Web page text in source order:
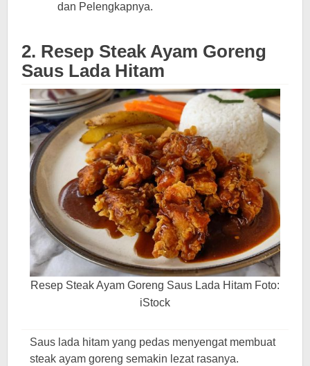
dan Pelengkapnya.
2. Resep Steak Ayam Goreng
Saus Lada Hitam
Resep Steak Ayam Goreng Saus Lada Hitam Foto:
iStock
Saus lada hitam yang pedas menyengat membuat
steak ayam goreng semakin lezat rasanya.